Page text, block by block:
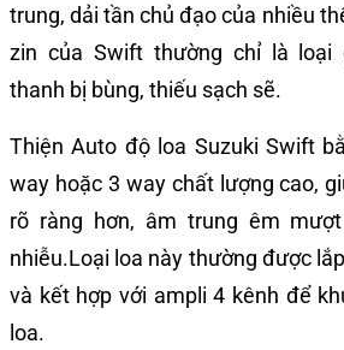
trung, dải tần chủ đạo của nhiều
zin của Swift thường chỉ là loại
thanh bị bùng, thiếu sạch sẽ.
Thiện Auto độ loa Suzuki Swift
way hoặc 3 way chất lượng cao,
rõ ràng hơn, âm trung êm
nhiễu.Loại loa này thường được
và kết hợp với ampli 4 kênh để
loa.